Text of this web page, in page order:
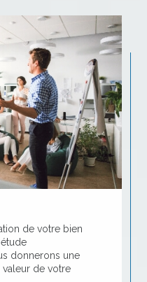
de votre bien
donnerons une
de votre